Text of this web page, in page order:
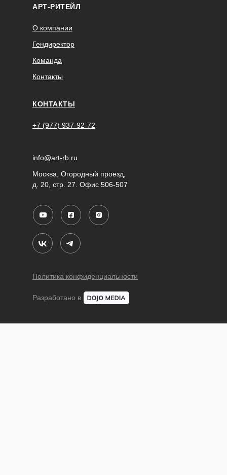
КОНТАКТЫ
АРТ-РИТЕЙЛ
info@art-rb.ru
Команда
Контакты
Политика конфиденциальности
+7 (977) 937-92-72
О компании
Гендиректор
Разработано в
Москва, Огородный проезд,
д. 20, стр. 27. Офис 506-507